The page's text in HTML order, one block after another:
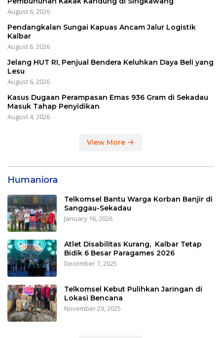
August 6, 2026
Pendangkalan Sungai Kapuas Ancam Jalur Logistik
Kalbar
August 6, 2026
Jelang HUT RI, Penjual Bendera Keluhkan Daya Beli yang
Lesu
August 6, 2026
Kasus Dugaan Perampasan Emas 936 Gram di Sekadau
Masuk Tahap Penyidikan
August 4, 2026
View More
Humaniora
Telkomsel Bantu Warga Korban Banjir di
Sanggau-Sekadau
January 16, 2026
Atlet Disabilitas Kurang, Kalbar Tetap
Bidik 6 Besar Paragames 2026
December 7, 2025
Telkomsel Kebut Pulihkan Jaringan di
Lokasi Bencana
November 29, 2025